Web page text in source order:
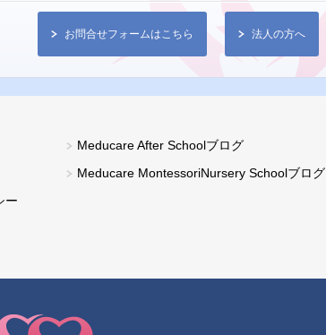
お問合せフォームはこちら 法人の方へ
ー
Meducare After Schoolブログ
Meducare MontessoriNursery Schoolブログ